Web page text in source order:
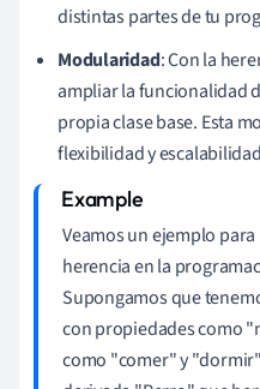
distintas partes de tu
Modularidad: Con la
ampliar la funcionalidad
propia clase base. Esta
flexibilidad y
Veamos un ejemplo
herencia en la
Supongamos que
con propiedades como
como "comer" y